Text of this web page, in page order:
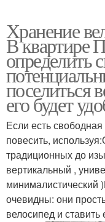
Хранение
В квартире
определить
поселиться
его будет
Если есть
повесить,
традиционных до
вертикальный ,
минималистический
очевидны: они
велосипед и ставить